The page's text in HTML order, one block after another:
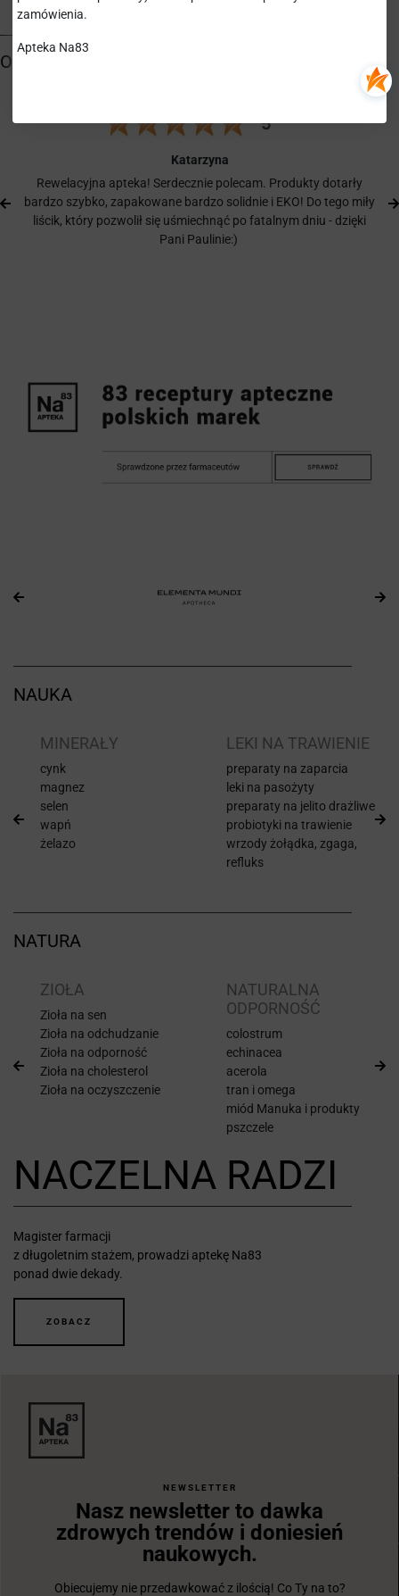
Katarzyna
Rewelacyjna apteka! Serdecznie polecam. Produkty dotarły
bardzo szybko, zapakowane bardzo solidnie i EKO! Do tego miły
liścik, który pozwolił się uśmiechnąć po fatalnym dniu - dzięki
Pani Paulinie:)
NAUKA
MINERAŁY
cynk
magnez
selen
wapń
żelazo
LEKI NA TRAWIENIE
preparaty na zaparcia
leki na pasożyty
preparaty na jelito drażliwe
probiotyki na trawienie
wrzody żołądka, zgaga,
refluks
NATURA
ZIOŁA
Zioła na sen
Zioła na odchudzanie
Zioła na odporność
Zioła na cholesterol
Zioła na oczyszczenie
NATURALNA
ODPORNOŚĆ
colostrum
echinacea
acerola
tran i omega
miód Manuka i produkty
pszczele
NACZELNA RADZI
Magister farmacji
z długoletnim stażem, prowadzi aptekę Na83
ponad dwie dekady.
ZOBACZ
NEWSLETTER
Nasz newsletter to dawka
zdrowych trendów i doniesień
naukowych.
Obiecujemy nie przedawkować z ilością! Co Ty na to?
zamówienia.
Apteka Na83